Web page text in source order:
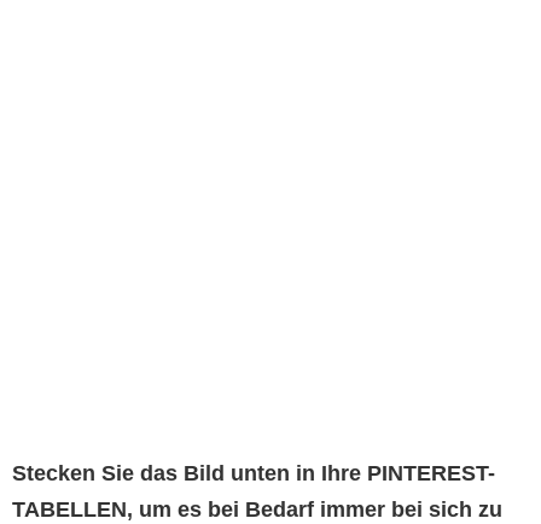
Stecken Sie das Bild unten in Ihre PINTEREST-
TABELLEN, um es bei Bedarf immer bei sich zu